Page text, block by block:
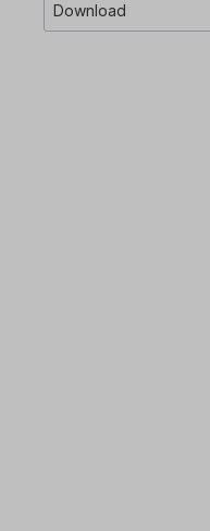
Download